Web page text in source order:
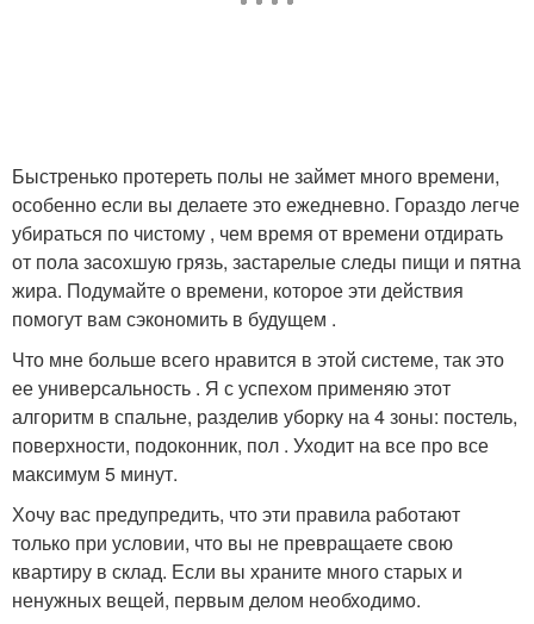
Быстренько протереть полы не займет много времени,
особенно если вы делаете это ежедневно. Гораздо легче
убираться по чистому , чем время от времени отдирать
от пола засохшую грязь, застарелые следы пищи и пятна
жира. Подумайте о времени, которое эти действия
помогут вам сэкономить в будущем .
Что мне больше всего нравится в этой системе, так это
ее универсальность . Я с успехом применяю этот
алгоритм в спальне, разделив уборку на 4 зоны: постель,
поверхности, подоконник, пол . Уходит на все про все
максимум 5 минут.
Хочу вас предупредить, что эти правила работают
только при условии, что вы не превращаете свою
квартиру в склад. Если вы храните много старых и
ненужных вещей, первым делом необходимо.